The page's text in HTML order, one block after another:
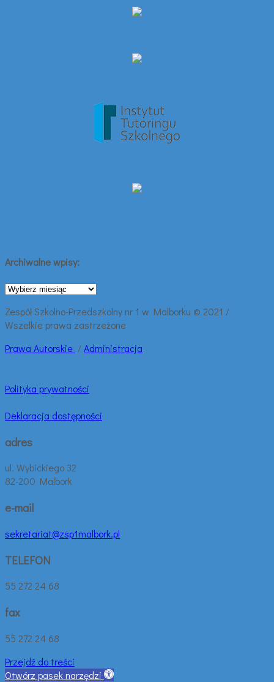
Archiwalne wpisy:
Archiwalne
Zespół Szkolno-Przedszkolny nr 1 w Malborku © 2021 /
Wszelkie prawa zastrzeżone
Prawa Autorskie /Administracja
Polityka prywatności
Deklaracja dostępności
adres
ul. Wybickiego 32
82-200 Malbork
e-mail
sekretariat@zsp1malbork.pl
TELEFON
55 272 24 68
fax
55 272 24 68
Przejdź do treści
Otwórz pasek narzędzi